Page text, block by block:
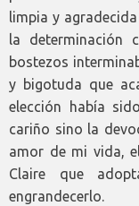
limpia y
la determinación
bostezos
y bigotuda que
elección había
cariño sino la
amor de mi vida,
Claire que
engrandecerlo.